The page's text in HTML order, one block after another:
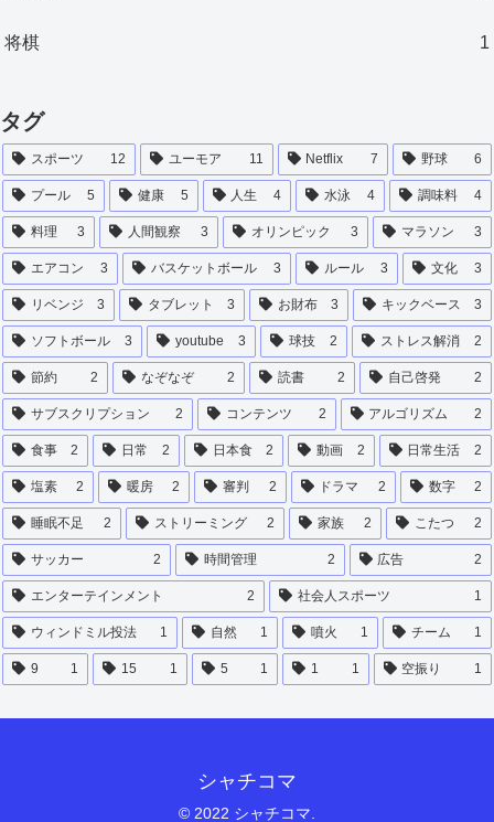
将棋 1
タグ
スポーツ 12 ユーモア 11 Netflix 7 野球 6
プール 5 健康 5 人生 4 水泳 4 調味料 4
料理 3 人間観察 3 オリンピック 3 マラソン 3
エアコン 3 バスケットボール 3 ルール 3 文化 3
リベンジ 3 タブレット 3 お財布 3 キックベース 3
ソフトボール 3 youtube 3 球技 2 ストレス解消 2
節約 2 なぞなぞ 2 読書 2 自己啓発 2
サブスクリプション 2 コンテンツ 2 アルゴリズム 2
食事 2 日常 2 日本食 2 動画 2 日常生活 2
塩素 2 暖房 2 審判 2 ドラマ 2 数字 2
睡眠不足 2 ストリーミング 2 家族 2 こたつ 2
サッカー 2 時間管理 2 広告 2
エンターテインメント 2 社会人スポーツ 1
ウィンドミル投法 1 自然 1 噴火 1 チーム 1
9 1 15 1 5 1 1 1 空振り 1
シャチコマ
© 2022 シャチコマ.